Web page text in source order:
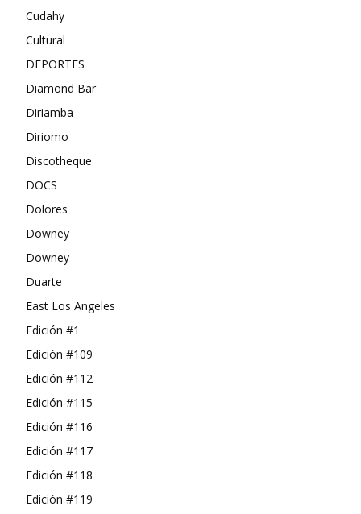
Cudahy
Cultural
DEPORTES
Diamond Bar
Diriamba
Diriomo
Discotheque
DOCS
Dolores
Downey
Downey
Duarte
East Los Angeles
Edición #1
Edición #109
Edición #112
Edición #115
Edición #116
Edición #117
Edición #118
Edición #119